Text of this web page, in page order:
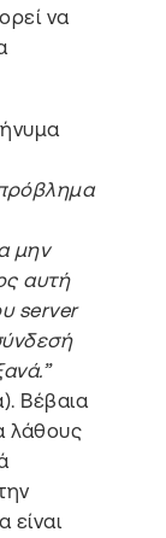
να
μην
αυτή
server
Βέβαια
λάθους